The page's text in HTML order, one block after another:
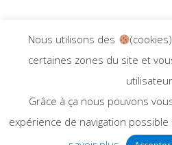
RÉSEAUX SOCIAUX
Dream-Theme — truly
Nous utilisons des
certaines zones du site et
Grâce à ça nous pouvons
expérience de navigation